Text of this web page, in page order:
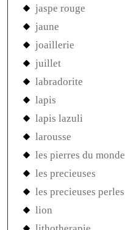
jaspe rouge
jaune
joaillerie
juillet
labradorite
lapis
lapis lazuli
larousse
les pierres du monde
les precieuses
les precieuses perles
lion